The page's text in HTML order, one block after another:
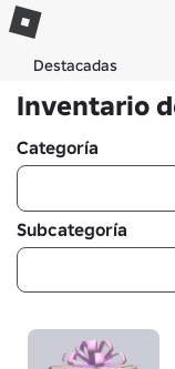
Destacadas
Inventario
Categoría
Subcategoría